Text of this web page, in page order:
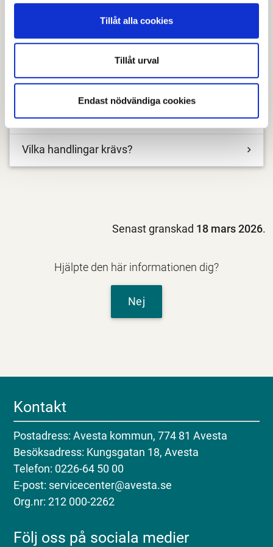
Tillåt alla cookies
Tillåt urval
Endast nödvändiga cookies
PBL Kunskapsbanken - Marklov
E-tjänster och blanketter
Vilka handlingar krävs?
Senast granskad 18 mars 2026.
Hjälpte den här informationen dig?
Nej
Kontakt
Postadress: Avesta kommun, 774 81 Avesta
Besöksadress: Kungsgatan 18, Avesta
Telefon: 0226-64 50 00
E-post: servicecenter@avesta.se
Org.nr: 212 000-2262
Följ oss på sociala medier